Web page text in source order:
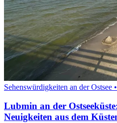
Sehenswürdigkeiten an der Ostsee
Lubmin an der
Neuigkeiten aus dem